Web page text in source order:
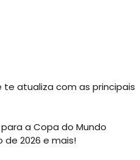
te atualiza com as principais
a Copa do Mundo
de 2026 e mais!